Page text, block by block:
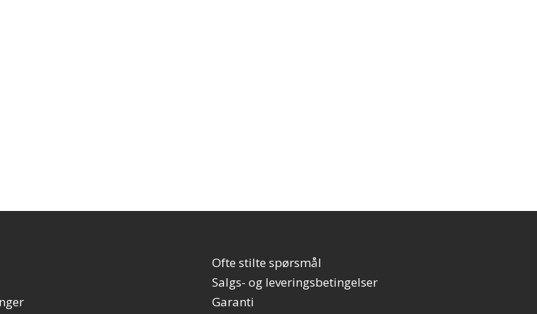
Ofte stilte spørsmål
Salgs- og leveringsbetingelser
Garanti